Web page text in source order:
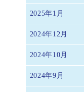
2025年1月
2024年12月
2024年10月
2024年9月